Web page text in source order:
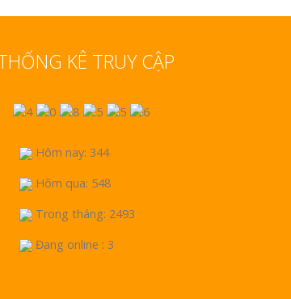
KÊ TRUY CẬP
Hôm nay: 344
Hôm qua: 548
Trong tháng: 2493
Đang online : 3